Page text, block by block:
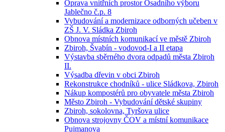
Oprava vnitřních prostor Osadního výboru
Jablečno č.p. 8
Vybudování a modernizace odborných učeben v
ZŠ J. V. Sládka Zbiroh
Obnova místních komunikací ve městě Zbiroh
Zbiroh, Švabín - vodovod-I a II etapa
Výstavba sběrného dvora odpadů města Zbiroh
II.
Výsadba dřevin v obci Zbiroh
Rekonstrukce chodníků - ulice Sládkova, Zbiroh
Nákup kompostérů pro obyvatele města Zbiroh
Město Zbiroh - Vybudování dětské skupiny
Zbiroh, sokolovna, Tyršova ulice
Obnova strojovny ČOV a místní komunikace
Pujmanova